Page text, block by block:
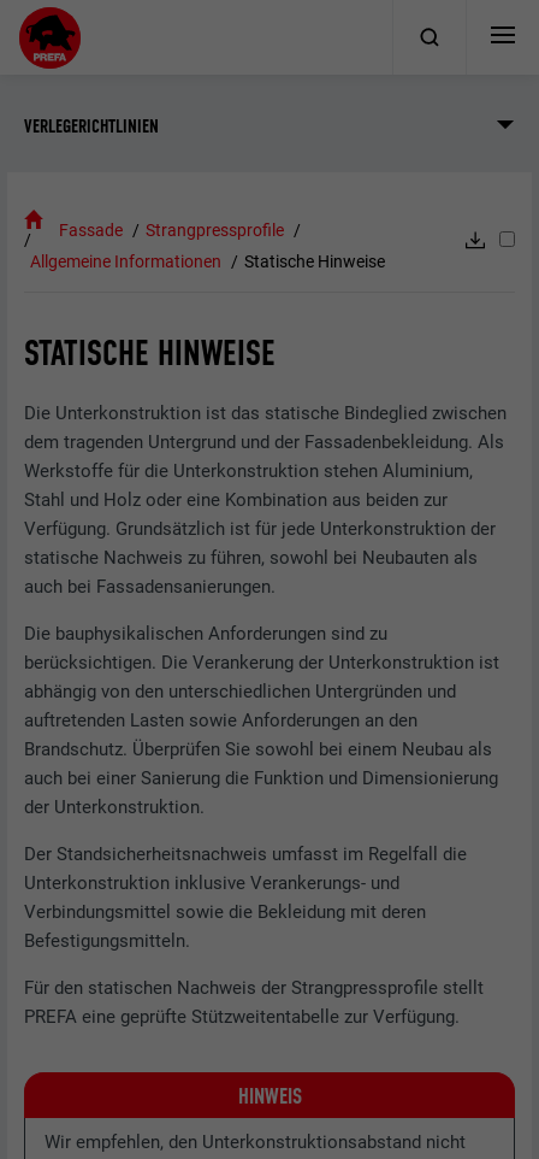
VERLEGERICHTLINIEN
Fassade
Strangpressprofile
Allgemeine Informationen
Statische Hinweise
STATISCHE HINWEISE
Die Unterkonstruktion ist das statische Bindeglied zwischen
dem tragenden Untergrund und der Fassadenbekleidung. Als
Werkstoffe für die Unterkonstruktion stehen Aluminium,
Stahl und Holz oder eine Kombination aus beiden zur
Verfügung. Grundsätzlich ist für jede Unterkonstruktion der
statische Nachweis zu führen, sowohl bei Neubauten als
auch bei Fassadensanierungen.
Die bauphysikalischen Anforderungen sind zu
berücksichtigen. Die Verankerung der Unterkonstruktion ist
abhängig von den unterschiedlichen Untergründen und
auftretenden Lasten sowie Anforderungen an den
Brandschutz. Überprüfen Sie sowohl bei einem Neubau als
auch bei einer Sanierung die Funktion und Dimensionierung
der Unterkonstruktion.
Der Standsicherheitsnachweis umfasst im Regelfall die
Unterkonstruktion inklusive Verankerungs- und
Verbindungsmittel sowie die Bekleidung mit deren
Befestigungsmitteln.
Für den statischen Nachweis der Strangpressprofile stellt
PREFA eine geprüfte Stützweitentabelle zur Verfügung.
HINWEIS
Wir empfehlen, den Unterkonstruktionsabstand nicht